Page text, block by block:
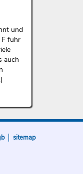
und
F fuhr
auch
sitemap